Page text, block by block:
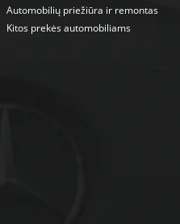
Automobilių priežiūra ir remontas
Kitos prekės automobiliams